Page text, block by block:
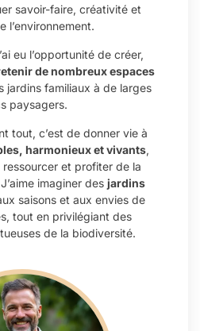
savoir-faire, créativité et
l’environnement.
eu l’opportunité de créer,
de nombreux espaces
jardins familiaux à de larges
paysagers.
tout, c’est de donner vie à
harmonieux et vivants,
et profiter de la
imaginer des jardins
saisons et aux envies de
tout en privilégiant des
de la biodiversité.